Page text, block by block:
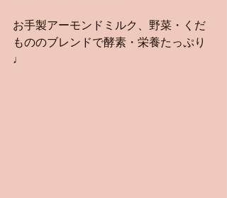
お手製アーモンドミルク、野菜・くだ
もののブレンドで酵素・栄養たっぷり
♩